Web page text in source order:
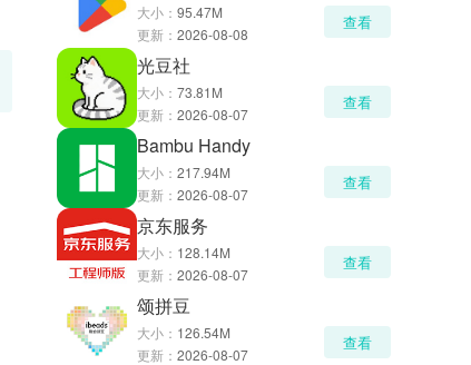
大小： 95.47M
更新： 2026-08-08
查看
光豆社
大小： 73.81M
更新： 2026-08-07
查看
Bambu Handy
大小： 217.94M
更新： 2026-08-07
查看
京东服务
大小： 128.14M
更新： 2026-08-07
查看
颂拼豆
大小： 126.54M
更新： 2026-08-07
查看